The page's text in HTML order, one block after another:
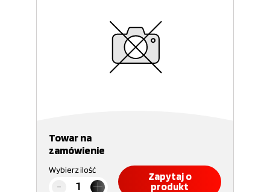
Towar na
zamówienie
Wybierz ilość
Zapytaj o
produkt